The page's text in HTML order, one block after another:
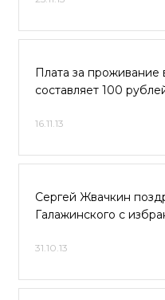
Плата за
составляет 100
16.11.13
Сергей Жвачкин
Галажинского с
31.10.13